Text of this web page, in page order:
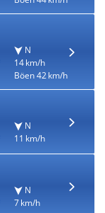
N
14 km/h
Böen 42 km/h
N
11 km/h
N
7 km/h